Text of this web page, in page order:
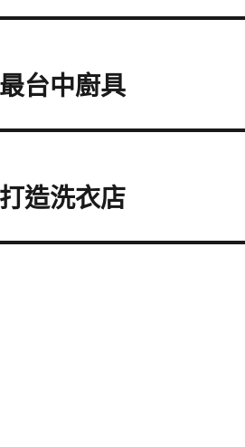
台中廚具
造洗衣店